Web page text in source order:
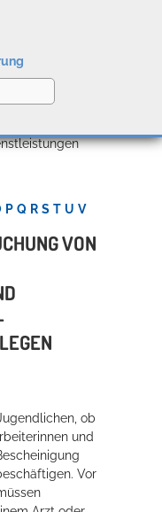
P Q R S T U V
VON
ob
und
Vor